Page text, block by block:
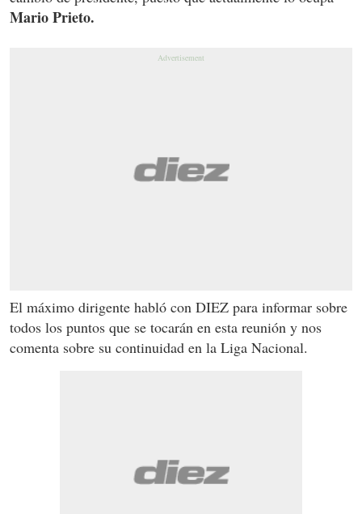
Mario Prieto.
El máximo dirigente habló con DIEZ para informar sobre
todos los puntos que se tocarán en esta reunión y nos
comenta sobre su continuidad en la Liga Nacional.